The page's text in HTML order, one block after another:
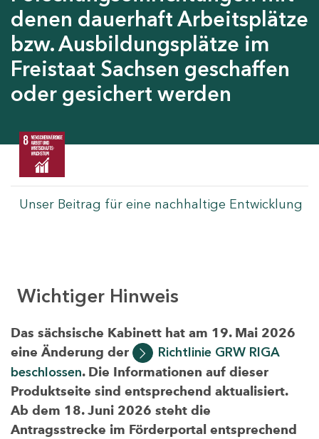
denen dauerhaft Arbeitsplätze
bzw. Ausbildungsplätze im
Freistaat Sachsen geschaffen
oder gesichert werden
Unser Beitrag für eine nachhaltige Entwicklung
Wichtiger Hinweis
Das sächsische Kabinett hat am 19. Mai 2026
eine Änderung der
Richtlinie GRW RIGA
beschlossen. Die Informationen auf dieser
Produktseite sind entsprechend aktualisiert.
Ab dem 18. Juni 2026 steht die
Antragsstrecke im Förderportal entsprechend